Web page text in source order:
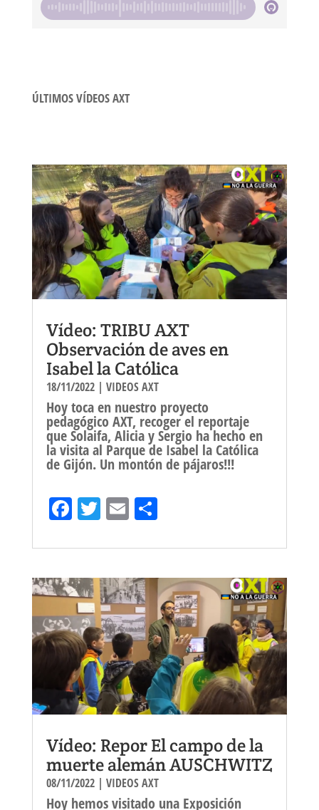
ÚLTIMOS VÍDEOS AXT
Vídeo: TRIBU AXT
Observación de aves en
Isabel la Católica
18/11/2022| VIDEOS AXT
Hoy toca en nuestro proyecto
pedagógico AXT, recoger el reportaje
que Solaifa, Alicia y Sergio ha hecho en
la visita al Parque de Isabel la Católica
de Gijón. Un montón de pájaros!!!
Fa
bo
ok
T
tt
er
E
ail
Sh
e
Vídeo: Repor El campo de la
muerte alemán AUSCHWITZ
08/11/2022| VIDEOS AXT
Hoy hemos visitado una Exposición